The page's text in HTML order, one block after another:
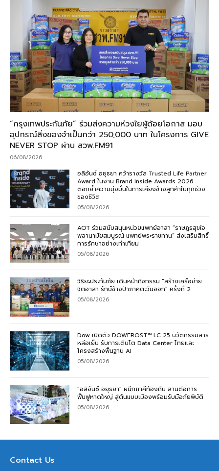
“กรุงเทพประกันภัย” ร่วมส่งความห่วงใยผู้ด้อยโอกาส มอบ
อุปกรณ์สิ่งของจำเป็นกว่า 250,000 บาท ในโครงการ GIVE
NEVER STOP ผ่าน สวพ.FM91
06/08/2026
อลิอันซ์ อยุธยา คว้ารางวัล Trusted Life Partner
Award ในงาน Brand Inside Awards 2026
ตอกย้ำความมุ่งมั่นในการเคียงข้างลูกค้าในทุกช่วง
ของชีวิต
05/08/2026
AOT ร่วมสนับสนุนหน่วยแพทย์อาสา “ราษฎรสุขใจ
พลานามัยสมบูรณ์ แพทย์พระราชทาน” ส่งเสริมสิทธิ์
การรักษาอย่างเท่าเทียม
05/08/2026
วิริยะประกันภัย เดินหน้ากิจกรรม “สร้างเครือข่าย
จิตอาสา รักษ์ช้างป่าภาคตะวันออก” ครั้งที่ 2
05/08/2026
Dow เปิดตัว DOWFROST™ LC 25 นวัตกรรมสาร
หล่อเย็น รับการเติบโต Data Center ไทยและ
โครงสร้างพื้นฐาน AI
05/08/2026
“อลิอันซ์ อยุธยา” ผนึกภาคีท้องถิ่น สานต่อการ
ฟื้นฟูหาดใหญ่ สู่ต้นแบบเมืองพร้อมรับมือภัยพิบัติ
05/08/2026
Contact Us